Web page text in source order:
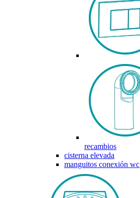
recambios
cisterna elevada
manguitos conexión wc